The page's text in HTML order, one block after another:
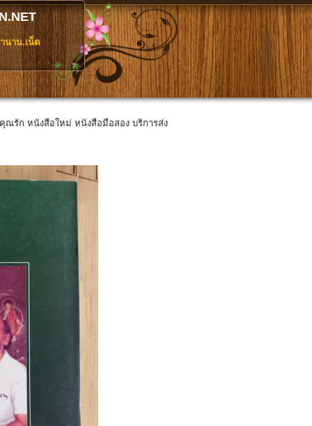
นาน.เน็ต
รัก หนังสือใหม่ หนังสือมือสอง บริการส่ง